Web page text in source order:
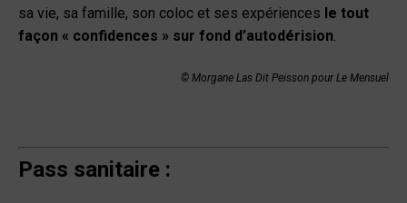
sa vie, sa famille, son coloc et ses expériences le tout
façon « confidences » sur fond d’autodérision
© Morgane Las Dit Peisson pour Le Mensuel
Pass sanitaire :